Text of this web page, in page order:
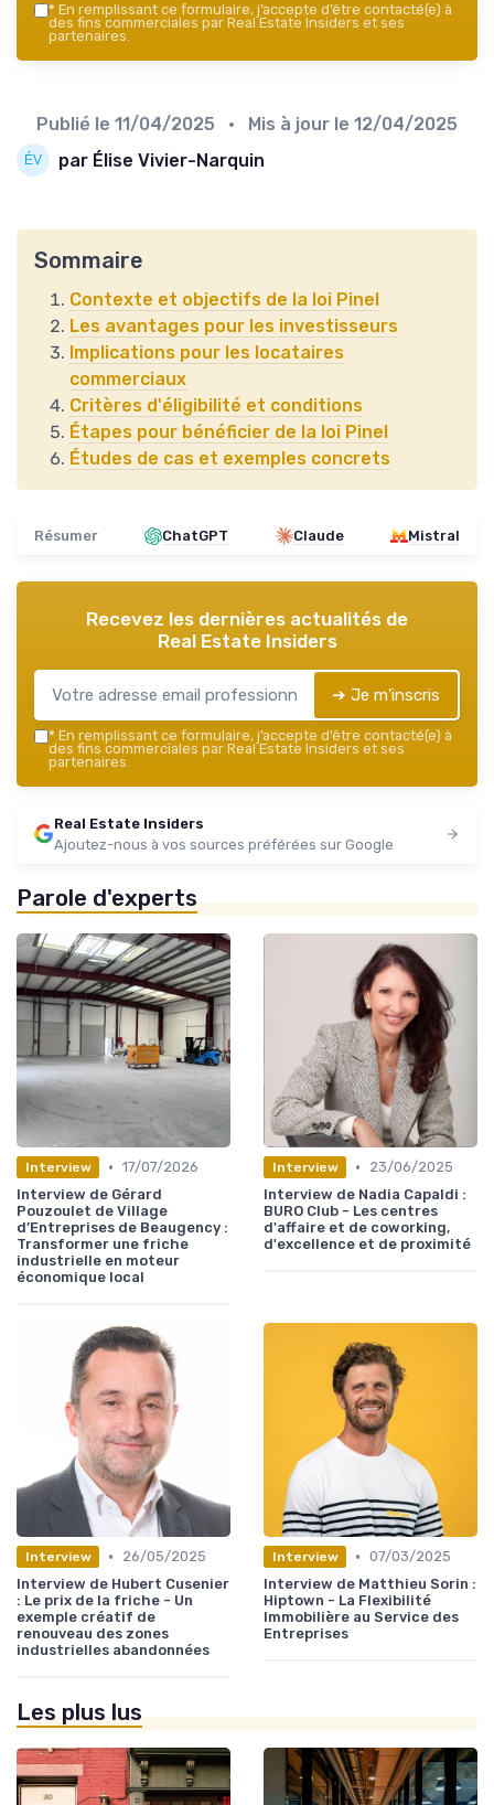
* En remplissant ce formulaire, j’accepte d’être contacté(e) à
des fins commerciales par Real Estate Insiders et ses
partenaires.
Publié le 11/04/2025 • Mis à jour le 12/04/2025
par Élise Vivier-Narquin
Sommaire
Contexte et objectifs de la loi Pinel
Les avantages pour les investisseurs
Implications pour les locataires
commerciaux
Critères d'éligibilité et conditions
Étapes pour bénéficier de la loi Pinel
Études de cas et exemples concrets
Résumer ChatGPT Claude Mistral
Recevez les dernières actualités de
Real Estate Insiders
➔ Je m'inscris
* En remplissant ce formulaire, j’accepte d’être contacté(e) à
des fins commerciales par Real Estate Insiders et ses
partenaires.
Real Estate Insiders
Ajoutez-nous à vos sources préférées sur Google
Parole d'experts
Interview • 17/07/2026
Interview de Gérard
Pouzoulet de Village
d’Entreprises de Beaugency :
Transformer une friche
industrielle en moteur
économique local
Interview •
23/06/2025
Interview de Nadia Capaldi :
BURO Club - Les centres
d'affaire et de coworking,
d'excellence et de proximité
Interview •
26/05/2025
Interview de Hubert Cusenier
: Le prix de la friche - Un
exemple créatif de
renouveau des zones
industrielles abandonnées
Interview • 07/03/2025
Interview de Matthieu Sorin :
Hiptown - La Flexibilité
Immobilière au Service des
Entreprises
Les plus lus